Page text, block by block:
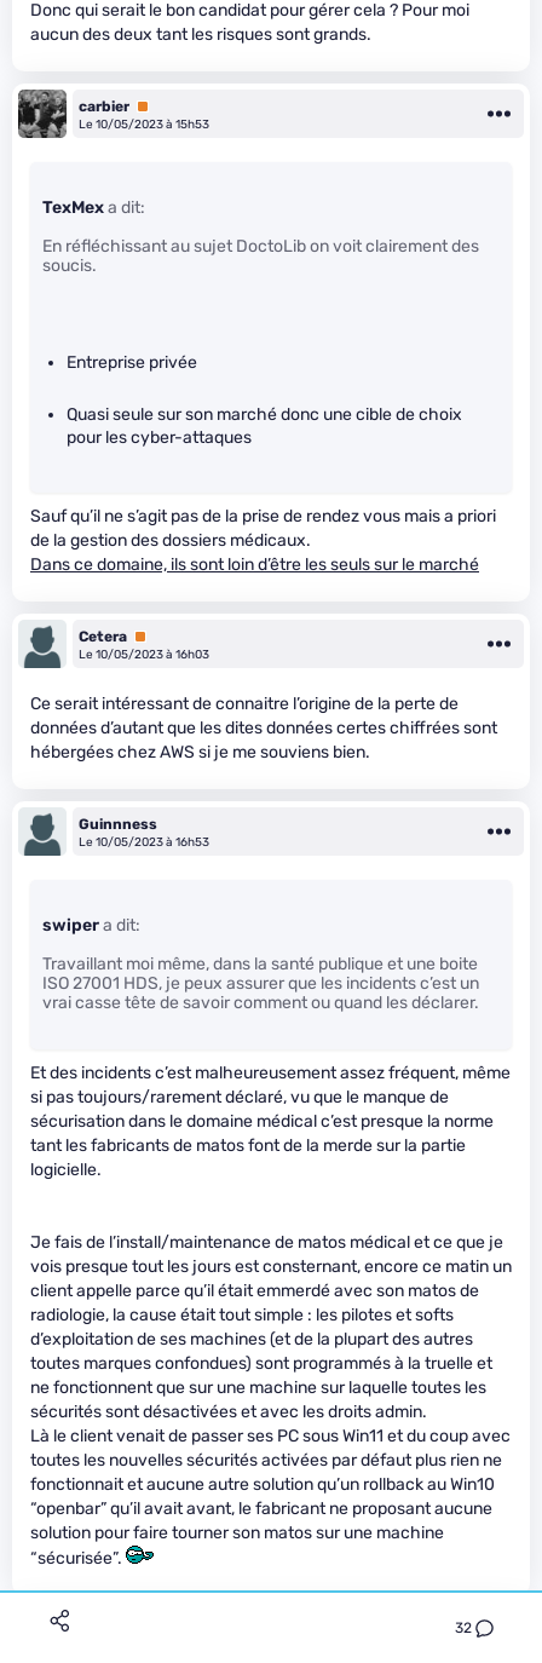
32
Donc qui serait le bon candidat pour gérer cela ? Pour moi
aucun des deux tant les risques sont grands.
carbier Premium
Le 10/05/2023 à 15h53
TexMexa dit:
En réfléchissant au sujet DoctoLib on voit clairement des
soucis.
Entreprise privée
Quasi seule sur son marché donc une cible de choix
pour les cyber-attaques
Sauf qu’il ne s’agit pas de la prise de rendez vous mais a priori
de la gestion des dossiers médicaux.
Dans ce domaine, ils sont loin d’être les seuls sur le marché
Cetera Premium
Le 10/05/2023 à 16h03
Ce serait intéressant de connaitre l’origine de la perte de
données d’autant que les dites données certes chiffrées sont
hébergées chez AWS si je me souviens bien.
Guinnness
Le 10/05/2023 à 16h53
swipera dit:
Travaillant moi même, dans la santé publique et une boite
ISO 27001 HDS, je peux assurer que les incidents c’est un
vrai casse tête de savoir comment ou quand les déclarer.
Et des incidents c’est malheureusement assez fréquent, même
si pas toujours/rarement déclaré, vu que le manque de
sécurisation dans le domaine médical c’est presque la norme
tant les fabricants de matos font de la merde sur la partie
logicielle.
Je fais de l’install/maintenance de matos médical et ce que je
vois presque tout les jours est consternant, encore ce matin un
client appelle parce qu’il était emmerdé avec son matos de
radiologie, la cause était tout simple : les pilotes et softs
d’exploitation de ses machines (et de la plupart des autres
toutes marques confondues) sont programmés à la truelle et
ne fonctionnent que sur une machine sur laquelle toutes les
sécurités sont désactivées et avec les droits admin.
Là le client venait de passer ses PC sous Win11 et du coup avec
toutes les nouvelles sécurités activées par défaut plus rien ne
fonctionnait et aucune autre solution qu’un rollback au Win10
“openbar” qu’il avait avant, le fabricant ne proposant aucune
solution pour faire tourner son matos sur une machine
“sécurisée”.